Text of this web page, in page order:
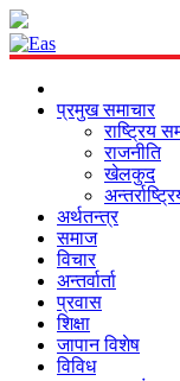
प्रमुख समाचार
राष्ट्रिय
राजनीति
खेलकुद
अर्थतन्त्र
समाज
विचार
अन्तर्वार्ता
प्रवास
शिक्षा
जापान विशेष
विविध